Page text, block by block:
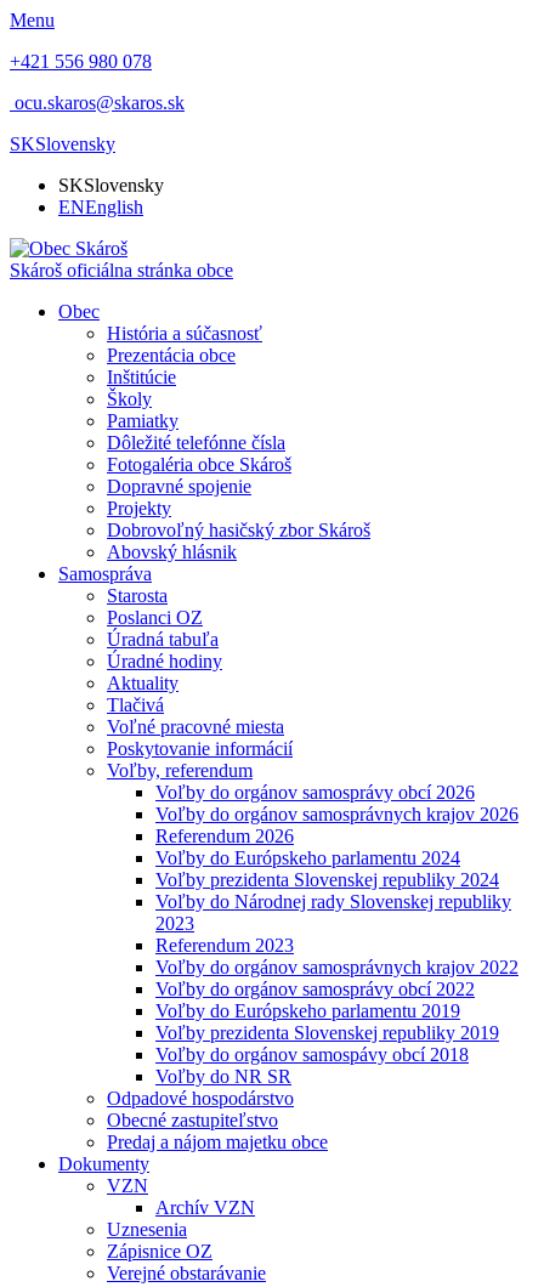
Menu
+421 556 980 078
ocu.skaros@skaros.sk
SKSlovensky
SKSlovensky
ENEnglish
Skároš oficiálna stránka obce
Obec
História a súčasnosť
Prezentácia obce
Inštitúcie
Školy
Pamiatky
Dôležité telefónne čísla
Fotogaléria obce Skároš
Dopravné spojenie
Projekty
Dobrovoľný hasičský zbor Skároš
Abovský hlásnik
Samospráva
Starosta
Poslanci OZ
Úradná tabuľa
Úradné hodiny
Aktuality
Tlačivá
Voľné pracovné miesta
Poskytovanie informácií
Voľby, referendum
Voľby do orgánov samosprávy obcí 2026
Voľby do orgánov samosprávnych krajov 2026
Referendum 2026
Voľby do Európskeho parlamentu 2024
Voľby prezidenta Slovenskej republiky 2024
Voľby do Národnej rady Slovenskej republiky
2023
Referendum 2023
Voľby do orgánov samosprávnych krajov 2022
Voľby do orgánov samosprávy obcí 2022
Voľby do Európskeho parlamentu 2019
Voľby prezidenta Slovenskej republiky 2019
Voľby do orgánov samospávy obcí 2018
Voľby do NR SR
Odpadové hospodárstvo
Obecné zastupiteľstvo
Predaj a nájom majetku obce
Dokumenty
VZN
Archív VZN
Uznesenia
Zápisnice OZ
Verejné obstarávanie